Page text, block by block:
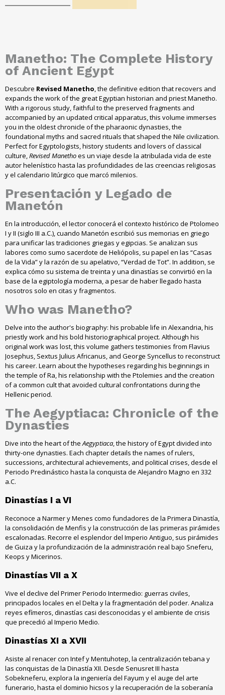
Manetho: The Complete History
of Ancient Egypt
Descubre Revised Manetho, the definitive edition that recovers and
expands the work of the great Egyptian historian and priest Manetho.
With a rigorous study, faithful to the preserved fragments and
accompanied by an updated critical apparatus, this volume immerses
you in the oldest chronicle of the pharaonic dynasties, the
foundational myths and sacred rituals that shaped the Nile civilization.
Perfect for Egyptologists, history students and lovers of classical
culture,Revised Manethoes un viaje desde la atribulada vida de este
autor helenístico hasta las profundidades de las creencias religiosas
y el calendario litúrgico que marcó milenios.
Presentación y Legado de
Manetón
En la introducción,el lector conocerá el contexto histórico de Ptolomeo
I y II (siglo III a.C.),cuando Manetón escribió sus memorias en griego
para unificar las tradiciones griegas y egipcias. Se analizan sus
labores como sumo sacerdote de Heliópolis, su papel en las “Casas
de la Vida” y la razón de su apelativo,“Verdad de Tot”. In addition, se
explica cómo su sistema de treinta y una dinastías se convirtió en la
base de la egiptología moderna, a pesar de haber llegado hasta
nosotros solo en citas y fragmentos.
Who was Manetho?
Delve into the author's biography: his probable life in Alexandria, his
priestly work and his bold historiographical project. Although his
original work was lost, this volume gathers testimonies from Flavius
Josephus, Sextus Julius Africanus, and George Syncellus to reconstruct
his career. Learn about the hypotheses regarding his beginnings in
the temple of Ra, his relationship with the Ptolemies and the creation
of a common cult that avoided cultural confrontations during the
Hellenic period.
The Aegyptiaca: Chronicle of the
Dynasties
Dive into the heart of theAegyptiaca, the history of Egypt divided into
thirty-one dynasties. Each chapter details the names of rulers,
successions, architectural achievements, and political crises, desde el
Periodo Predinástico hasta la conquista de Alejandro Magno en 332
a.C.
Dinastías I a VI
Reconoce a Narmer y Menes como fundadores de la Primera Dinastía,
la consolidación de Menfis y la construcción de las primeras pirámides
escalonadas. Recorre el esplendor del Imperio Antiguo, sus pirámides
de Guiza y la profundización de la administración real bajo Sneferu,
Keops y Micerinos.
Dinastías VII a X
Vive el declive del Primer Periodo Intermedio: guerras civiles,
principados locales en el Delta y la fragmentación del poder. Analiza
reyes efímeros, dinastías casi desconocidas y el ambiente de crisis
que precedió al Imperio Medio.
Dinastías XI a XVII
Asiste al renacer con Intef y Mentuhotep, la centralización tebana y
las conquistas de la Dinastía XII. Desde Senusret III hasta
Sobekneferu, explora la ingeniería del Fayum y el auge del arte
funerario, hasta el dominio hicsos y la recuperación de la soberanía